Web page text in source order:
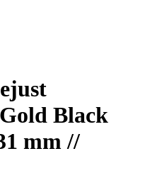
Black
mm //